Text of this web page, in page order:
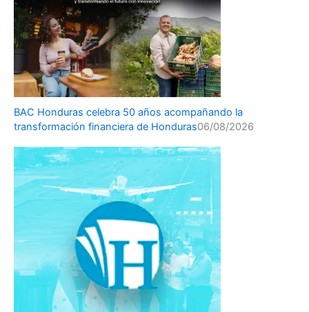
BAC Honduras celebra 50 años acompañando la
transformación financiera de Honduras06/08/2026